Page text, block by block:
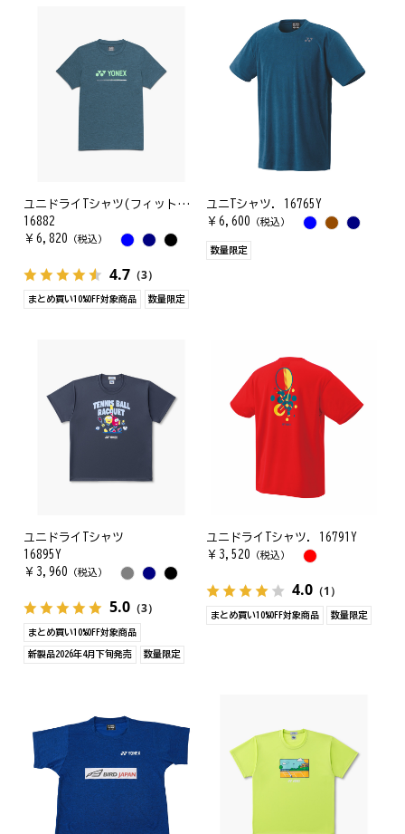
ユニドライTシャツ(フィットスタイル)
16882
￥ 6,820 （税込）
4.7 （3）
まとめ買い10%OFF対象商品 数量限定
ユニTシャツ. 16765Y
￥ 6,600 （税込）
数量限定
ユニドライTシャツ
16895Y
￥ 3,960 （税込）
5.0 （3）
まとめ買い10%OFF対象商品
新製品2026年4月下旬発売 数量限定
ユニドライTシャツ. 16791Y
￥ 3,520 （税込）
4.0（1）
まとめ買い10%OFF対象商品 数量限定